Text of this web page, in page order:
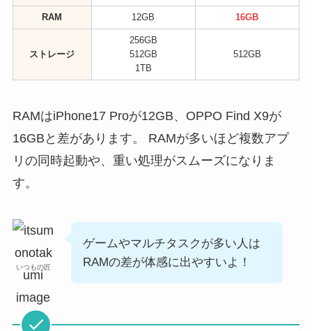
RAM 12GB 16GB
ストレージ
256GB
512GB
1TB
512GB
RAMはiPhone17 Proが12GB、OPPO Find X9が
16GBと差があります。 RAMが多いほど複数アプ
リの同時起動や、重い処理がスムーズになりま
す。
いつもの匠
ゲームやマルチタスクが多い人は
RAMの差が体感に出やすいよ！